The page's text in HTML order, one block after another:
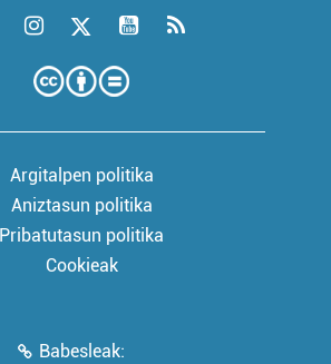
Argitalpen politika
Aniztasun politika
Pribatutasun politika
Cookieak
Babesleak: